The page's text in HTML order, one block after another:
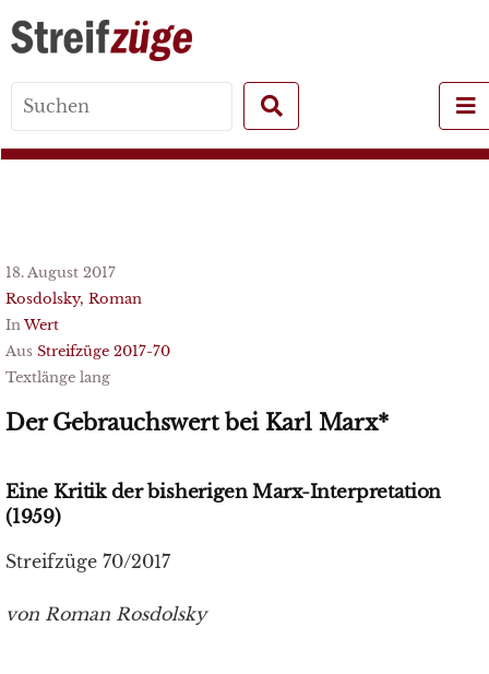
for:
18. August 2017
Rosdolsky, Roman
InWert
Aus Streifzüge 2017-70
Textlänge lang
Der Gebrauchswert bei Karl Marx*
Eine Kritik der bisherigen Marx-Interpretation
(1959)
Streifzüge 70/2017
von Roman Rosdolsky